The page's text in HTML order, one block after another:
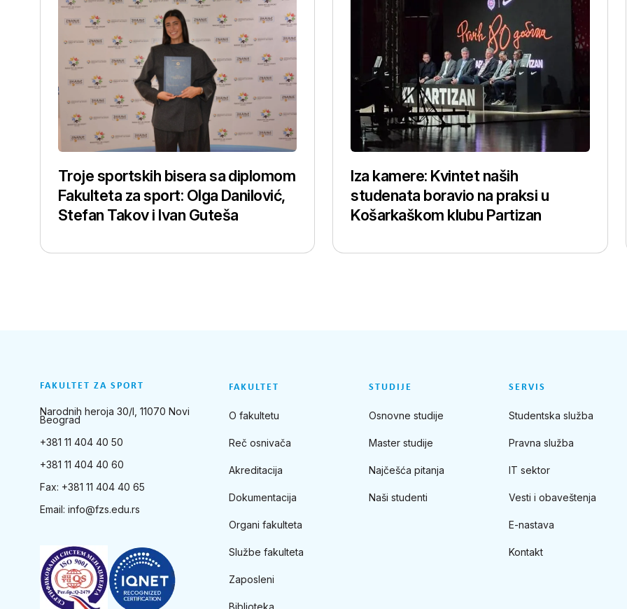
Troje sportskih bisera sa diplomom
Fakulteta za sport: Olga Danilović,
Stefan Takov i Ivan Guteša
Iza kamere: Kvintet naših
studenata boravio na praksi u
Košarkaškom klubu Partizan
FAKULTET ZA SPORT
Narodnih heroja 30/I, 11070 Novi
Beograd
+381 11 404 40 50
+381 11 404 40 60
Fax: +381 11 404 40 65
Email: info@fzs.edu.rs
FAKULTET
O fakultetu
Reč osnivača
Akreditacija
Dokumentacija
Organi fakulteta
Službe fakulteta
Zaposleni
STUDIJE
Osnovne studije
Master studije
Najčešća pitanja
Naši studenti
SERVIS
Studentska služba
Pravna služba
IT sektor
Vesti i obaveštenja
E-nastava
Kontakt